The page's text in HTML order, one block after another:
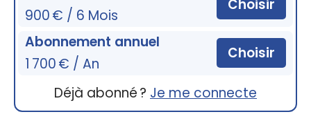
900 € / 6 Mois
Choisir
Abonnement annuel
1 700 € / An
Choisir
Déjà abonné ? Je me connecte